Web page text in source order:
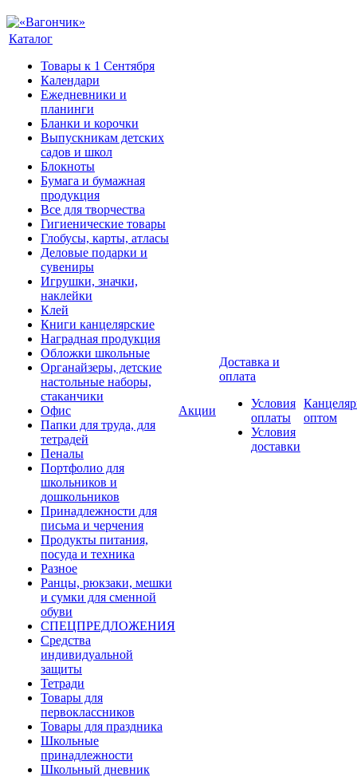
Каталог
Товары к 1 Сентября
Календари
Ежедневники и
планинги
Бланки и корочки
Выпускникам детских
садов и школ
Блокноты
Бумага и бумажная
продукция
Все для творчества
Гигиенические товары
Глобусы, карты, атласы
Деловые подарки и
сувениры
Игрушки, значки,
наклейки
Клей
Книги канцелярские
Наградная продукция
Обложки школьные
Органайзеры, детские
настольные наборы,
стаканчики
Офис
Папки для труда, для
тетрадей
Пеналы
Портфолио для
школьников и
дошкольников
Принадлежности для
письма и черчения
Продукты питания,
посуда и техника
Разное
Ранцы, рюкзаки, мешки
и сумки для сменной
обуви
СПЕЦПРЕДЛОЖЕНИЯ
Средства
индивидуальной
защиты
Тетради
Товары для
первоклассников
Товары для праздника
Школьные
принадлежности
Школьный дневник
Акции
Доставка и
оплата
Условия
оплаты
Условия
доставки
оптом